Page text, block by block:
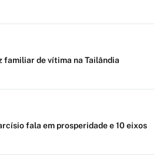
familiar de vítima na Tailândia
fala em prosperidade e 10 eixos